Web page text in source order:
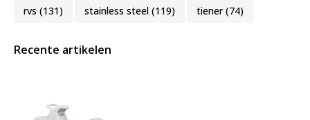
rvs (131) stainless steel (119) tiener(74)
Recente artikelen